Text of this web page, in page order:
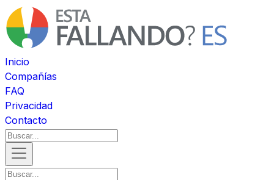
Inicio
Compañías
FAQ
Privacidad
Contacto